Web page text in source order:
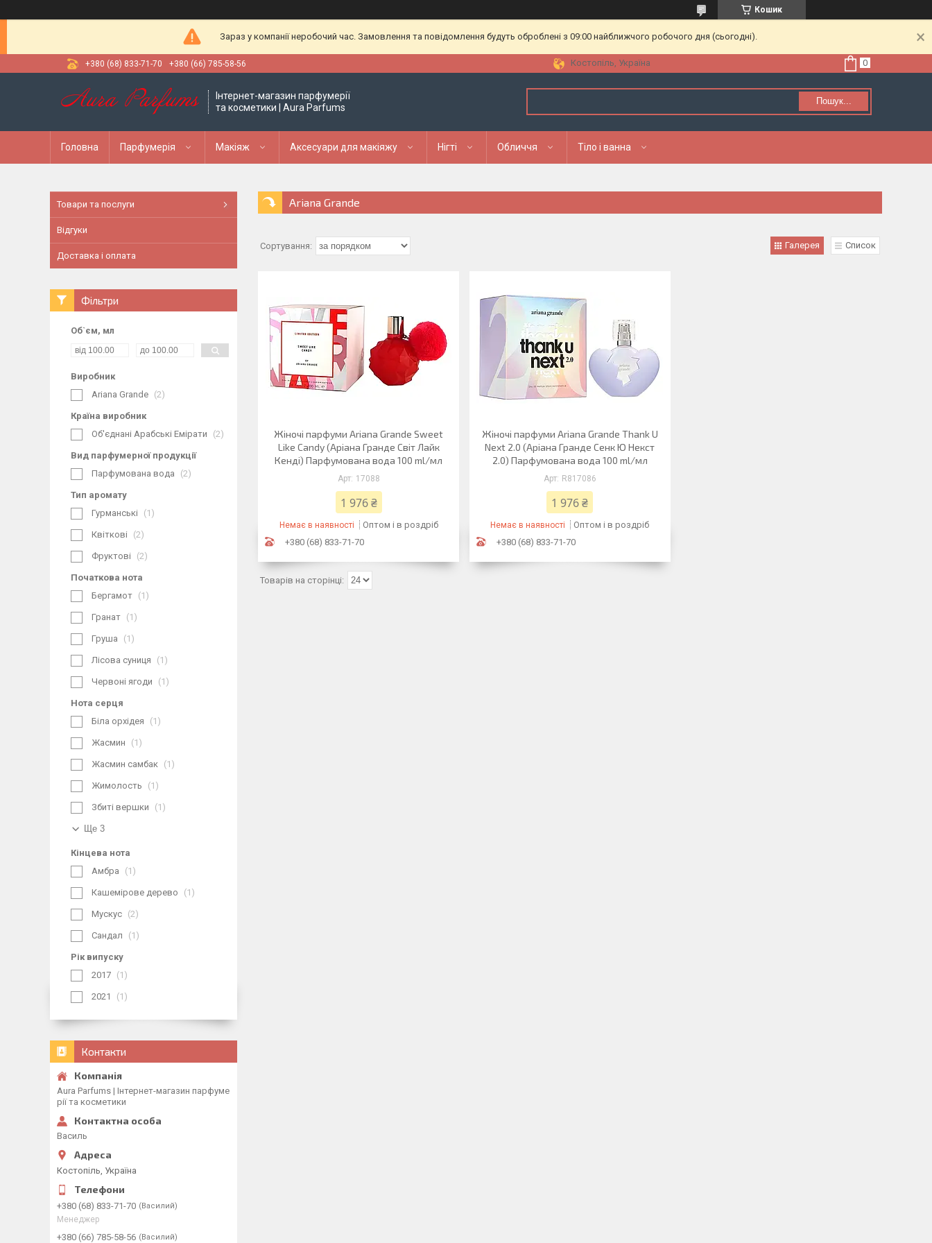
Кошик
Зараз у компанії неробочий час. Замовлення та повідомлення будуть оброблені з 09:00 найближчого робочого дня (сьогодні).
+380 (68) 833-71-70 +380 (66) 785-58-56 Костопіль, Україна
Інтернет-магазин парфумерії
та косметики | Aura Parfums
Пошук...
Головна Парфумерія Макіяж Аксесуари для макіяжу Нігті Обличчя Тіло і ванна
Ariana Grande
Галерея Список
Жіночі парфуми Ariana Grande Sweet
Like Candy (Аріана Гранде Світ Лайк
Кенді) Парфумована вода 100 ml/мл
17088
1 976 ₴
Немає в наявності
Оптом і в роздріб
+380 (68) 833-71-70
Жіночі парфуми Ariana Grande Thank U
Next 2.0 (Аріана Гранде Сенк Ю Некст
2.0) Парфумована вода 100 ml/мл
R817086
1 976 ₴
Немає в наявності
Оптом і в роздріб
+380 (68) 833-71-70
Товари та послуги
Відгуки
Доставка і оплата
Фільтри
Об`єм, мл
Виробник
Ariana Grande
2
Країна виробник
Об'єднані Арабські Емірати
2
Вид парфумерної продукції
Парфумована вода
2
Тип аромату
Гурманські
1
Квіткові 2
Фруктові 2
Початкова нота
Бергамот
1
Гранат 1
Груша 1
Лісова суниця 1
Червоні ягоди 1
Нота серця
Біла орхідея
1
Жасмин 1
Жасмин самбак 1
Жимолость 1
Збиті вершки 1
Ще 3
Кінцева нота
Амбра
1
Кашемірове дерево 1
Мускус 2
Сандал 1
Рік випуску
2017
1
2021 1
Контакти
Aura Parfums | Інтернет-магазин парфуме
рії та косметики
Василь
Костопіль, Україна
+380 (68) 833-71-70 Василий
Менеджер
+380 (66) 785-58-56 Василий